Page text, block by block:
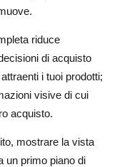
riduce
di acquisto
i tuoi prodotti;
visive di cui
acquisto.
mostrare la vista
un primo piano di